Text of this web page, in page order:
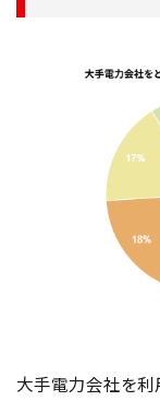
大手電力会社を利